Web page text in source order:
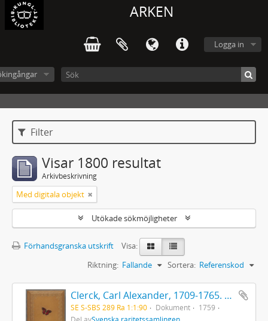
ARKEN
Logga in
Filter
Visar 1800 resultat
Arkivbeskrivning
Med digitala objekt
Utökade sökmöjligheter
Förhandsgranska utskrift
Visa:
Sortera: Referenskod
Riktning: Fallande
Clerck, Carl Alexander, 1709-1765. - Icones insectorum rariorum. (Pl.titelbl.) Stockholm. 1-2. 1759-65. [Del 1], Caroli Clerck reg: soc: scient: Upsal: membr: Icones insectorum rariorum cum nominibus eorum trivialibus, locisqve e C: Linnæi ... Syst: nat: allegatis Holmiæ 1759.. - 1759
SE S-SBS 289 Ra 1:1:90 Dokument
1759
Del avSvenska raritetssamlingen